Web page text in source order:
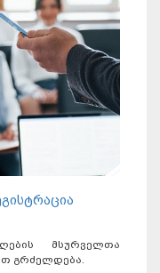
მსურველთა
გრძელდება.